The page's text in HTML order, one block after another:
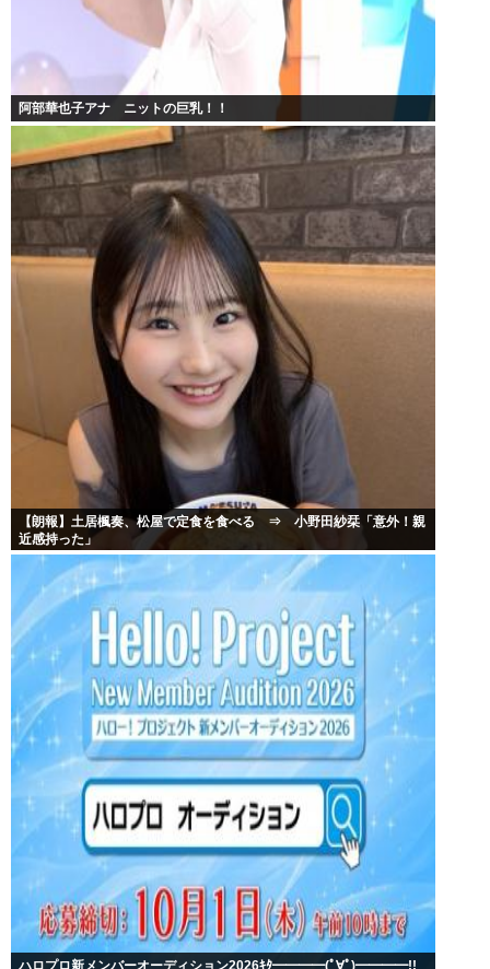
阿部華也子アナ ニットの巨乳！！
【朗報】土居楓奏、松屋で定食を食べる ⇒ 小野田紗栞「意外！親
近感持った」
ハロプロ新メンバーオーディション2026ｷﾀ━━━━(ﾟ∀ﾟ)━━━━!!